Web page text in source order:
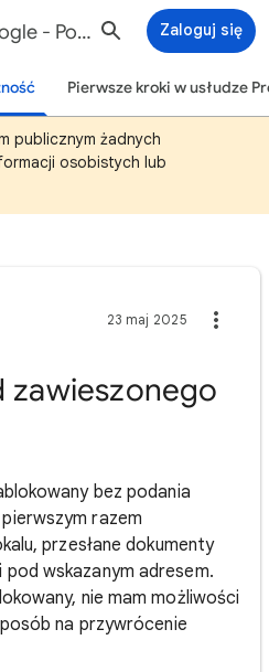
Profil Firmy w Google - Pomoc Zaloguj się
Pierwsze kroki w usłudze
publicznym żadnych
osobistych lub
23 maj 2025
zawieszonego
bez podania
razem
przesłane dokumenty
wskazanym adresem.
nie mam możliwości
na przywrócenie